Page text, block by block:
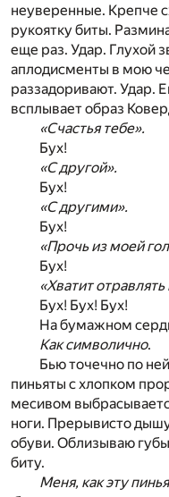
неуверенные. Крепче
рукоятку биты.
еще раз. Удар. Глухой
аплодисменты в мою
раззадоривают. Удар.
всплывает образ
«Счастья тебе».
Бух!
«С другой».
Бух!
«С другими».
Бух!
«Прочь из моей
Бух!
«Хватит
Бух! Бух! Бух!
На бумажном
Как символично.
Бью точечно по
пиньяты с хлопком
месивом
ноги. Прерывисто
обуви. Облизываю
биту.
Меня, как эту